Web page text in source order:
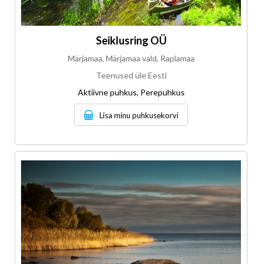
Seiklusring OÜ
Märjamaa, Märjamaa vald, Raplamaa
Teenused üle Eesti
Aktiivne puhkus, Perepuhkus
Lisa minu puhkusekorvi